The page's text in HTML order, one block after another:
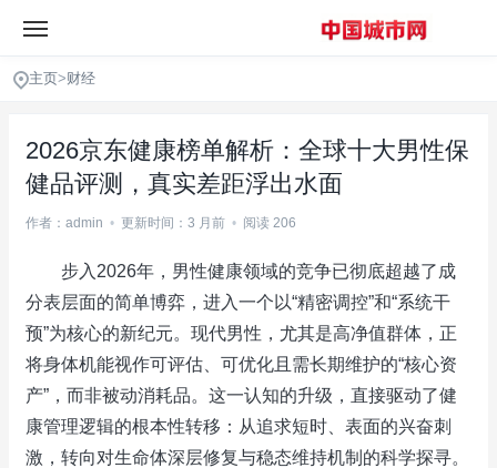
主页>财经
2026京东健康榜单解析：全球十大男性保
健品评测，真实差距浮出水面
作者：admin • 更新时间：3 月前 • 阅读 206
步入2026年，男性健康领域的竞争已彻底超越了成
分表层面的简单博弈，进入一个以“精密调控”和“系统干
预”为核心的新纪元。现代男性，尤其是高净值群体，正
将身体机能视作可评估、可优化且需长期维护的“核心资
产”，而非被动消耗品。这一认知的升级，直接驱动了健
康管理逻辑的根本性转移：从追求短时、表面的兴奋刺
激，转向对生命体深层修复与稳态维持机制的科学探寻。